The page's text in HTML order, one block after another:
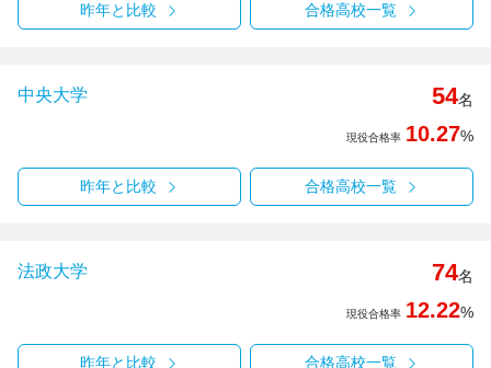
昨年と比較 合格高校一覧
中央大学 54名
現役合格率 10.27%
昨年と比較 合格高校一覧
法政大学 74名
現役合格率 12.22%
昨年と比較 合格高校一覧